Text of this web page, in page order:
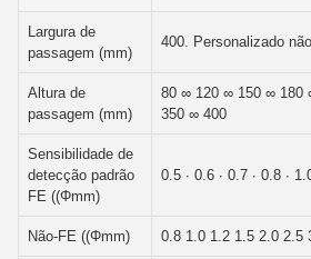
Largura de
passagem (mm)
400. Personalizado
Altura de
passagem (mm)
80 ∞ 120 ∞ 150 ∞ 180
350 ∞ 400
Sensibilidade de
detecção padrão
FE ((Φmm)
0.5 ∙ 0.6 ∙ 0.7 ∙ 0.8 ∙
Não-FE ((Φmm) 0.8 1.0 1.2 1.5 2.0 2.5